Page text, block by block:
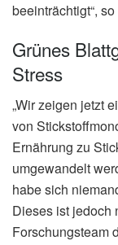
beeinträchtigt“,
Grünes
Stress
„Wir zeigen jetzt
von
Ernährung zu
umgewandelt
habe sich
Dieses ist jedoch
Forschungsteam